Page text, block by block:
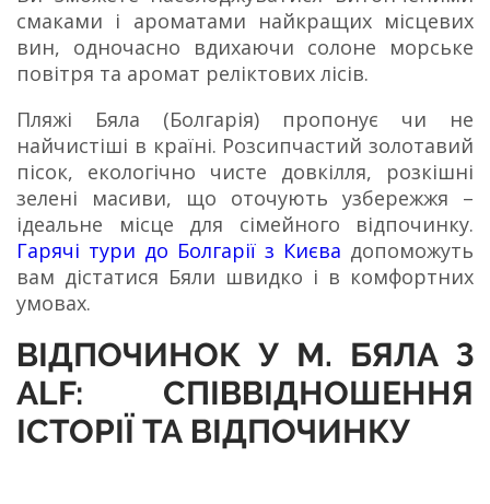
смаками і ароматами найкращих місцевих
вин, одночасно вдихаючи солоне морське
повітря та аромат реліктових лісів.
Пляжі Бяла (Болгарія) пропонує чи не
найчистіші в країні. Розсипчастий золотавий
пісок, екологічно чисте довкілля, розкішні
зелені масиви, що оточують узбережжя –
ідеальне місце для сімейного відпочинку.
Гарячі тури до Болгарії з Києва допоможуть
вам дістатися Бяли швидко і в комфортних
умовах.
ВІДПОЧИНОК У М. БЯЛА З
ALF: СПІВВІДНОШЕННЯ
ІСТОРІЇ ТА ВІДПОЧИНКУ